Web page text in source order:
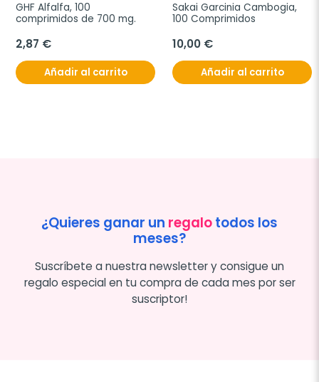
GHF Alfalfa, 100
comprimidos de 700 mg.
2,87 €
Añadir al carrito
Sakai Garcinia Cambogia,
100 Comprimidos
10,00 €
Añadir al carrito
¿Quieres ganar un regalotodos los
meses?
Suscríbete a nuestra newsletter y consigue un
regalo especial en tu compra de cada mes por ser
suscriptor!